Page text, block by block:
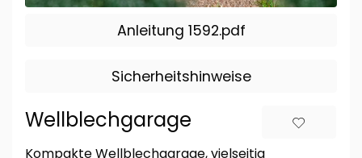
Anleitung 1592.pdf
Sicherheitshinweise
Wellblechgarage
Kompakte Wellblechgarage, vielseitig